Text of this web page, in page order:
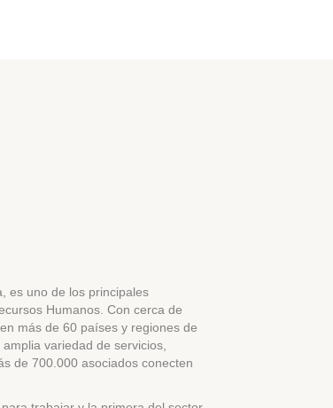
es uno de los principales
Humanos. Con cerca de
más de 60 países y regiones de
variedad de servicios,
de 700.000 asociados conecten